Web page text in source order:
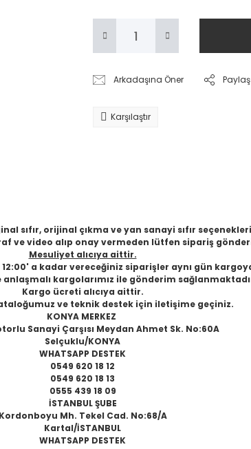
Arkadaşına Öner Paylaş
Karşılaştır
sıfır, orijinal çıkma ve yan sanayi sıfır
ve video alıp onay vermeden lütfen sipariş
Mesuliyet alıcıya aittir.
a kadar vereceğiniz siparişler aynı gün
kargolarımız ile gönderim
Kargo ücreti alıcıya aittir.
ve teknik destek için iletişime geçiniz.
KONYA MERKEZ
Sanayi Çarşısı Meydan Ahmet Sk. No:60A
Selçuklu/KONYA
WHATSAPP DESTEK
0549 620 18 12
0549 620 18 13
0555 439 18 09
İSTANBUL ŞUBE
Kordonboyu Mh. Tekel Cad. No:68/A
Kartal/İSTANBUL
WHATSAPP DESTEK